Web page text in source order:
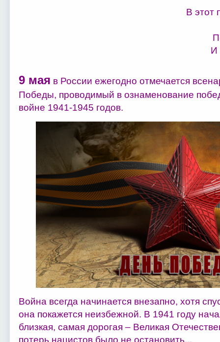
В этот
И
9 мая в России ежегодно отмечается
Победы, проводимый в ознаменование
войне 1941-1945 годов.
Война всегда начинается внезапно, хотя
она покажется неизбежной. В 1941 году
близкая, самая дорогая – Великая
потерь нацистов было не остановить...